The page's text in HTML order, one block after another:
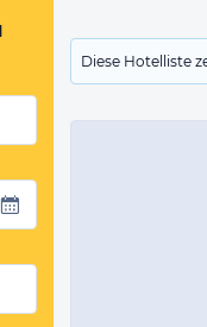
Diese Hotelliste